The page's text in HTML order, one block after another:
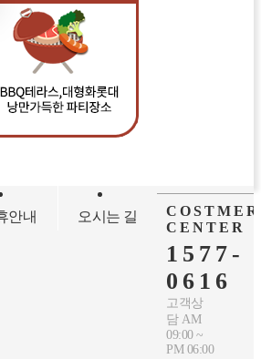
안내 오시는 길
COSTMER
CENTER
1577-
0616
고객상
담 AM
09:00 ~
PM 06:00